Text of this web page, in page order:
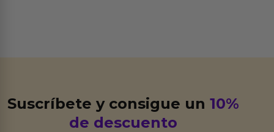
Suscríbete y consigue un10%
de descuento